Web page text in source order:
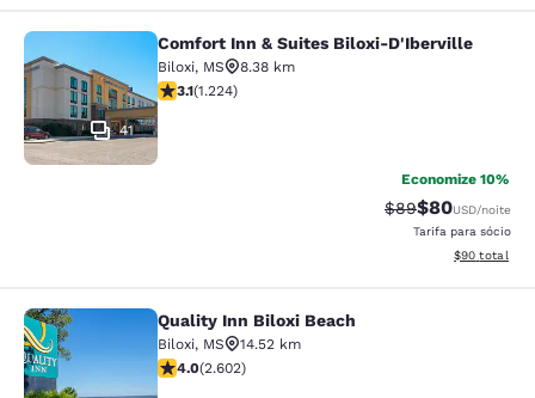
Comfort Inn & Suites Biloxi-
41
Comfort Inn & Suites Biloxi-D'Iberville
Biloxi, MS
8.38 km
classificação 3.11 estrelas. Bom. 1224 avaliações
3.1(1.224)
Economize 10%
Tarifa anterior
$89Tarifa com
$80USD/noite
Tarifa para sócio
Exibir
$90 total
Quality Inn Biloxi Beach
Quality Inn Biloxi Beach
Biloxi, MS
14.52 km
classificação 3.95 estrelas. Bom. 2602 avaliações
4.0(2.602)